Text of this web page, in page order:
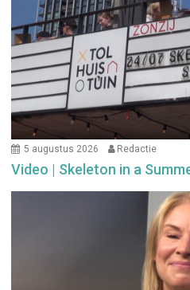
5 augustus 2026 Redactie
Video | Skeleton in a